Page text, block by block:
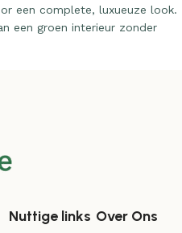
een complete, luxueuze look.
een groen interieur zonder
Nuttige links Over Ons